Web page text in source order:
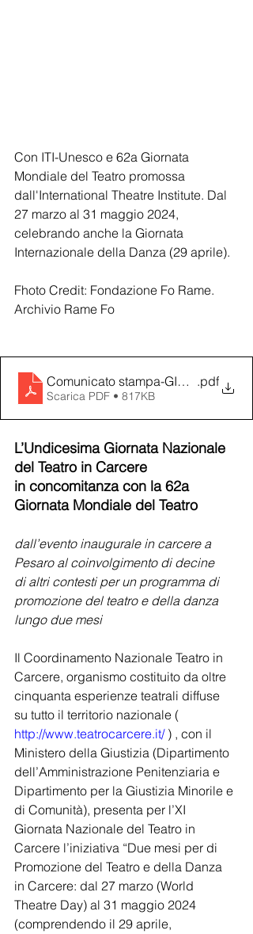
Con ITI-Unesco e 62a Giornata
Mondiale del Teatro promossa
dall'International Theatre Institute. Dal
27 marzo al 31 maggio 2024,
celebrando anche la Giornata
Internazionale della Danza (29 aprile).
Fhoto Credit: Fondazione Fo Rame.
Archivio Rame Fo
Comunicato stampa-GIORNATA
.pdf
Scarica PDF • 817KB
L’Undicesima Giornata Nazionale
del Teatro in Carcere
in concomitanza con la 62a
Giornata Mondiale del Teatro
dall’evento inaugurale in carcere a
Pesaro al coinvolgimento di decine
di altri contesti per un programma di
promozione del teatro e della danza
lungo due mesi
Il Coordinamento Nazionale Teatro in
Carcere, organismo costituito da oltre
cinquanta esperienze teatrali diffuse
su tutto il territorio nazionale (
http://www.teatrocarcere.it/ ) , con il
Ministero della Giustizia (Dipartimento
dell’Amministrazione Penitenziaria e
Dipartimento per la Giustizia Minorile e
di Comunità), presenta per l’XI
Giornata Nazionale del Teatro in
Carcere l’iniziativa “Due mesi per di
Promozione del Teatro e della Danza
in Carcere: dal 27 marzo (World
Theatre Day) al 31 maggio 2024
(comprendendo il 29 aprile,